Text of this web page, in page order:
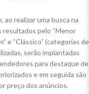
realizar uma busca na
resultados pelo “Menor
e “Clássico” (categorias de
serão implantadas
para destaque de
e em seguida são
preço dos anúncios.